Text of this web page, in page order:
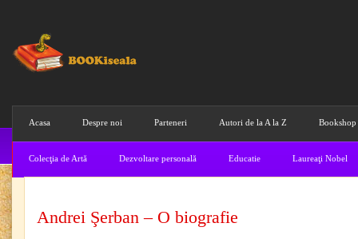
Acasa Despre noi Parteneri Autori de la A la Z Bookshop
Colecţia de Artă Dezvoltare personală Educatie Laureaţi Nobel
Andrei Şerban – O biografie